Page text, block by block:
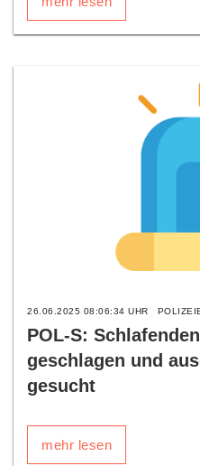
26.06.2025 08:06:34 UHR
POL-S:
geschlagen und
gesucht
mehr lesen